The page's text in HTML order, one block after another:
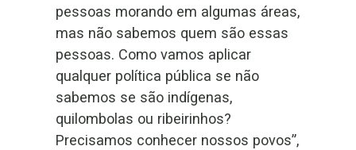
pessoas morando em algumas áreas,
mas não sabemos quem são essas
pessoas. Como vamos aplicar
qualquer política pública se não
sabemos se são indígenas,
quilombolas ou ribeirinhos?
Precisamos conhecer nossos povos”,